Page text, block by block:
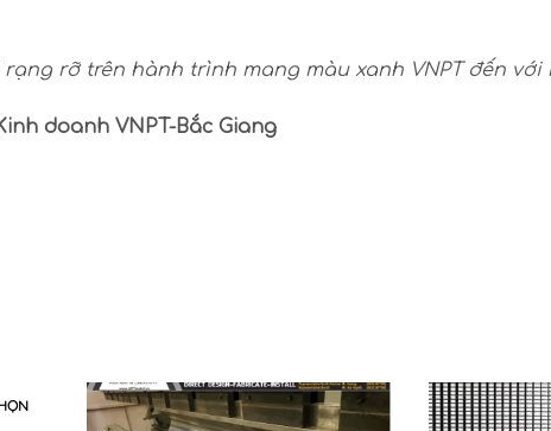
rỡ trên hành trình mang màu xanh VNPT đến với
doanh VNPT-Bắc Giang